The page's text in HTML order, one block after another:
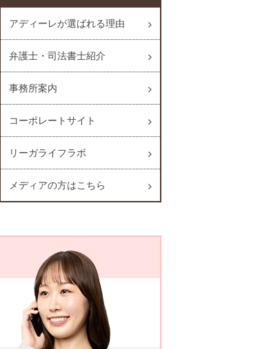
アディーレが選ばれる理由
弁護士・司法書士紹介
事務所案内
コーポレートサイト
リーガライフラボ
メディアの方はこちら